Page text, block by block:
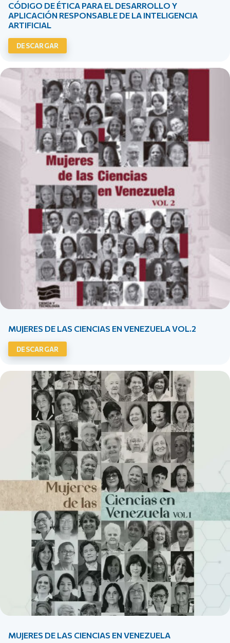
CÓDIGO DE ÉTICA PARA EL DESARROLLO Y
APLICACIÓN RESPONSABLE DE LA INTELIGENCIA
ARTIFICIAL
DESCARGAR
MUJERES DE LAS CIENCIAS EN VENEZUELA VOL.2
DESCARGAR
MUJERES DE LAS CIENCIAS EN VENEZUELA